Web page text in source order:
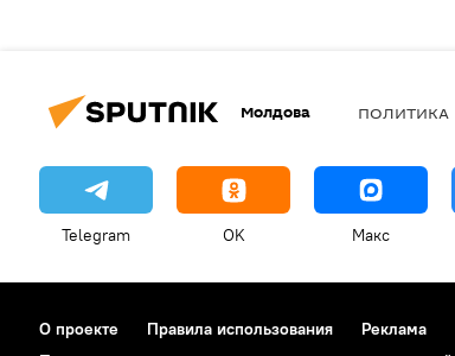
Молдова ПОЛИТИКА
Telegram OK Макс
О проекте Правила использования Реклама